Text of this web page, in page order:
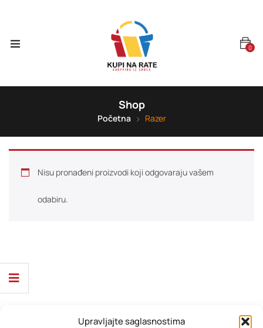
Upravljajte saglasnostima
0
Shop
Početna Razer
Nisu pronađeni proizvodi koji odgovaraju vašem
odabiru.